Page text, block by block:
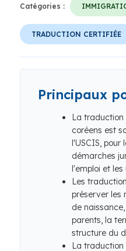
Catégories :
TRADUCTION CERTIFIÉE
Principaux
La traduction
coréens est
l'USCIS, pour
démarches
l'emploi et
Les
préserver les
de
parents, la
structure du
La